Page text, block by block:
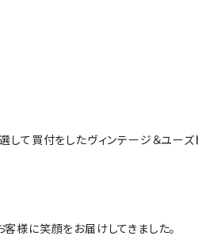
して買付をしたヴィンテージ＆ユー
様に笑顔をお届けしてきました。